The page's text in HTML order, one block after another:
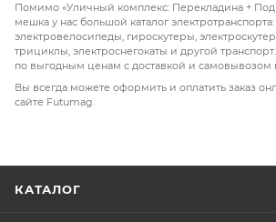
Помимо «Уличный комплекс: Перекладина +
мешка у нас большой каталог
электровелосипеды, гироскутеры,
трициклы, электроснегокаты и другой
по выгодным ценам с доставкой и самовывозом
Вы всегда можете оформить и оплатить заказ
сайте Futumag.
КАТАЛОГ